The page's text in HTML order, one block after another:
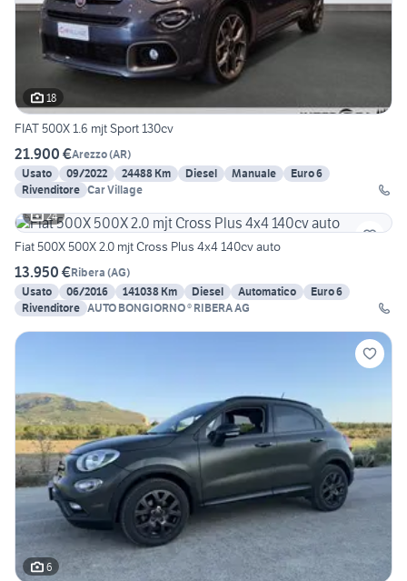
18
FIAT 500X 1.6 mjt Sport 130cv
21.900 €Arezzo(AR)
Usato
09/2022 24488 Km Diesel Manuale
Euro 6
Rivenditore Car Village
24
Fiat 500X 500X 2.0 mjt Cross Plus 4x4 140cv auto
13.950 €Ribera (AG)
Usato
06/2016 141038 Km Diesel Automatico
Euro 6
Rivenditore AUTO BONGIORNO ® RIBERA AG
6